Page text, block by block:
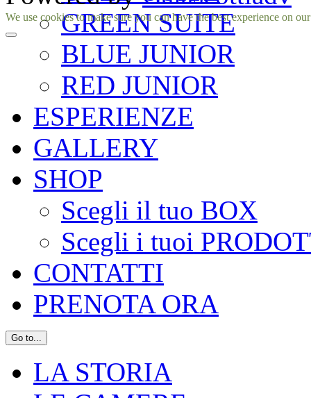
GREEN SUITE
BLUE JUNIOR
RED JUNIOR
ESPERIENZE
GALLERY
SHOP
Scegli il tuo BOX
Scegli i tuoi
CONTATTI
PRENOTA ORA
Go to...
LA STORIA
Facebook
Instagram
We use cookies to make sure you can have the best experience on